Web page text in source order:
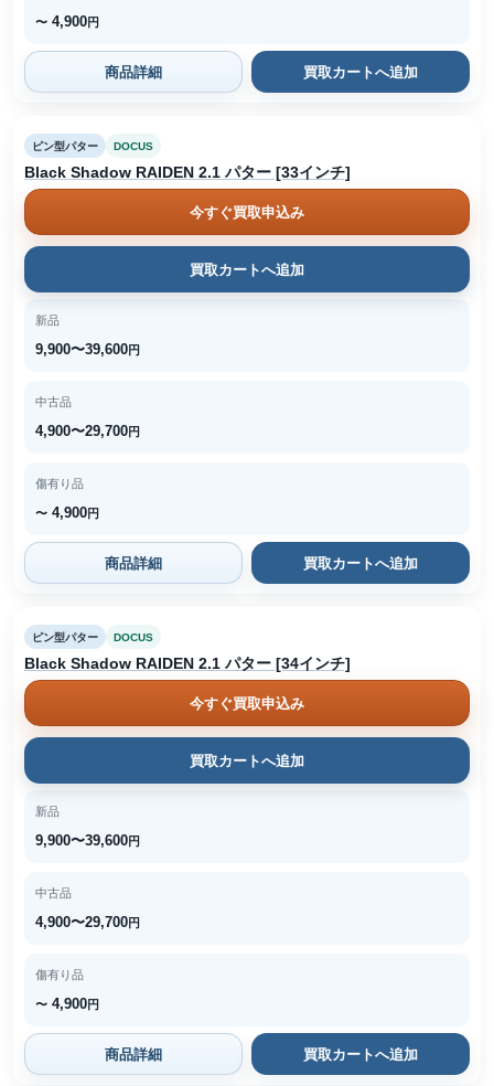
〜 4,900円
商品詳細 買取カートへ追加
ピン型パター DOCUS
Black Shadow RAIDEN 2.1 パター [33インチ]
今すぐ買取申込み
買取カートへ追加
新品
9,900〜39,600円
中古品
4,900〜29,700円
傷有り品
〜 4,900円
商品詳細 買取カートへ追加
ピン型パター DOCUS
Black Shadow RAIDEN 2.1 パター [34インチ]
今すぐ買取申込み
買取カートへ追加
新品
9,900〜39,600円
中古品
4,900〜29,700円
傷有り品
〜 4,900円
商品詳細 買取カートへ追加